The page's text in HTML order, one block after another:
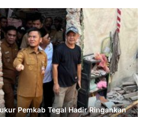
Pemkab Tegal Hadir Ringankan